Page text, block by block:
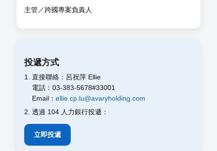
主管／跨國專案負責人
投遞方式
1. 直接聯絡：呂祝萍 Ellie
電話：03-383-5678#33001
Email： ellie.cp.lu@avaryholding.com
2. 透過 104 人力銀行投遞：
立即投遞